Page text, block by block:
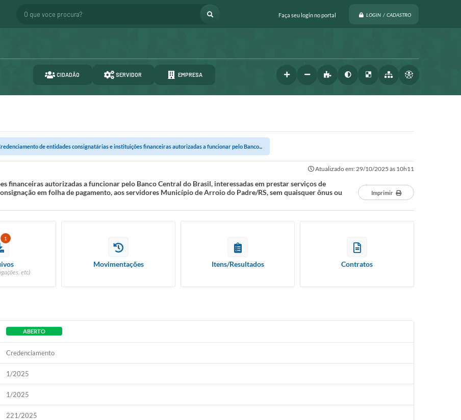
Faça seu login no portal LOGIN / CADASTRO
O que voce procura?
CIDADÃO SERVIDOR EMPRESA
de entidades consignatárias e instituições financeiras autorizadas a funcionar pelo Banco...
Atualizado em: 29/10/2025 às 10h11
financeiras autorizadas a funcionar pelo Banco Central do Brasil, interessadas em prestar serviços de
em folha de pagamento, aos servidores Município de Arroio do Padre/RS, sem quaisquer ônus ou
Imprimir
1
etc)
Movimentações Itens/Resultados Contratos
ABERTO
Credenciamento
1/2025
1/2025
221/2025